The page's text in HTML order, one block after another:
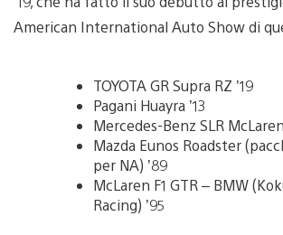
American International Auto Show di
TOYOTA GR Supra RZ ’19
Pagani Huayra ’13
Mercedes-Benz SLR
Mazda Eunos Roadster
per NA) ’89
McLaren F1 GTR – BMW
Racing) ’95